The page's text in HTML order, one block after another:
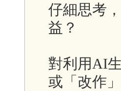
仔細思考
益？
對利用AI
或「改作